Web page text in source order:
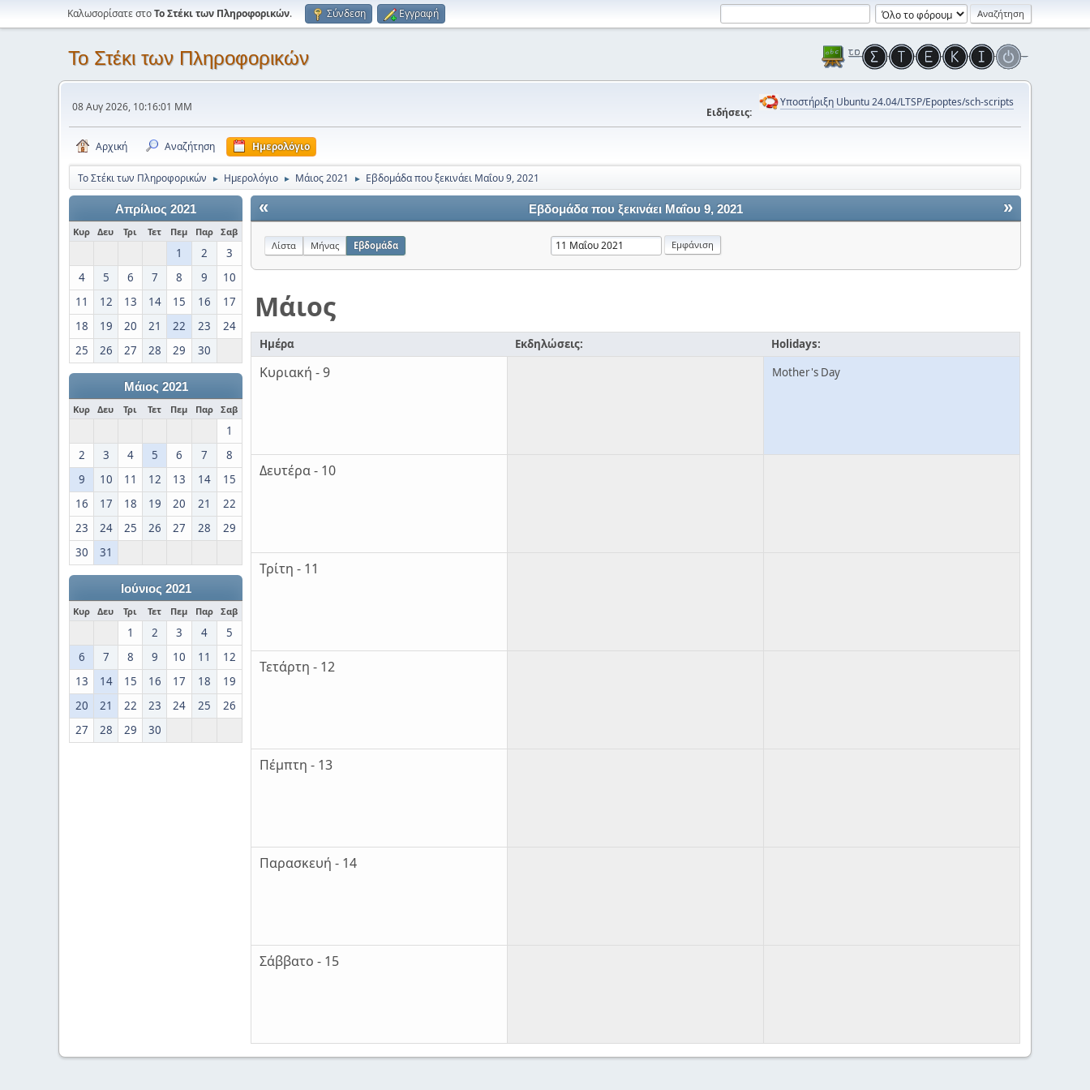
Καλωσορίσατε στοΤο Στέκι των Πληροφορικών. Σύνδεση Εγγραφή
Το Στέκι των Πληροφορικών
08 Αυγ 2026, 10:16:01 ΜΜ Ειδήσεις:
Υποστήριξη Ubuntu 24.04/LTSP/Epoptes/sch-scripts
Αρχική Αναζήτηση Ημερολόγιο
Το Στέκι των Πληροφορικών ► Ημερολόγιο ► Μάιος 2021 ► Εβδομάδα που ξεκινάει Μαΐου 9, 2021
Απρίλιος 2021
Κυρ Δευ Τρι Τετ Πεμ Παρ Σαβ
1 2
3
4
5 6 7 8 9
10
11
12 13 14 15 16
17
18
19 20 21 22 23
24
25
26 27 28 29 30
Μάιος 2021
Κυρ Δευ Τρι Τετ Πεμ Παρ Σαβ
1
2
3 4 5 6 7
8
9
10 11 12 13 14
15
16
17 18 19 20 21
22
23
24 25 26 27 28
29
30
31
Ιούνιος 2021
Κυρ Δευ Τρι Τετ Πεμ Παρ Σαβ
1 2 3 4
5
6
7 8 9 10 11
12
13
14 15 16 17 18
19
20
21 22 23 24 25
26
27
28 29 30
« »
Εβδομάδα που ξεκινάει Μαΐου 9, 2021
Λίστα Μήνας Εβδομάδα
Μάιος
Ημέρα Εκδηλώσεις: Holidays:
Κυριακή - 9 Mother's Day
Δευτέρα - 10
Τρίτη - 11
Τετάρτη - 12
Πέμπτη - 13
Παρασκευή - 14
Σάββατο - 15